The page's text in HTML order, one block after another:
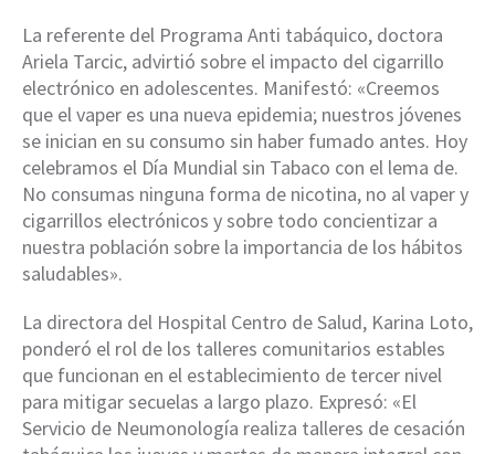
La referente del Programa Anti tabáquico, doctora
Ariela Tarcic, advirtió sobre el impacto del cigarrillo
electrónico en adolescentes. Manifestó: «Creemos
que el vaper es una nueva epidemia; nuestros jóvenes
se inician en su consumo sin haber fumado antes. Hoy
celebramos el Día Mundial sin Tabaco con el lema de.
No consumas ninguna forma de nicotina, no al vaper y
cigarrillos electrónicos y sobre todo concientizar a
nuestra población sobre la importancia de los hábitos
saludables».
La directora del Hospital Centro de Salud, Karina Loto,
ponderó el rol de los talleres comunitarios estables
que funcionan en el establecimiento de tercer nivel
para mitigar secuelas a largo plazo. Expresó: «El
Servicio de Neumonología realiza talleres de cesación